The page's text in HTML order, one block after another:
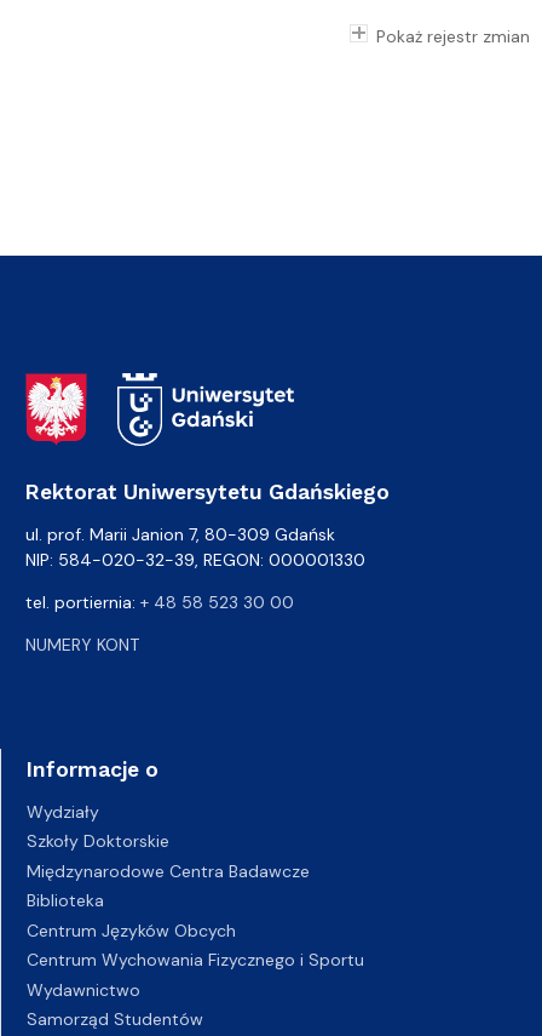
Pokaż rejestr zmian
Adres Rektoratu
Rektorat Uniwersytetu Gdańskiego
ul. prof. Marii Janion 7, 80-309 Gdańsk
NIP: 584-020-32-39, REGON: 000001330
tel. portiernia: + 48 58 523 30 00
NUMERY KONT
Informacje o
Wydziały
Szkoły Doktorskie
Międzynarodowe Centra Badawcze
Biblioteka
Centrum Języków Obcych
Centrum Wychowania Fizycznego i Sportu
Wydawnictwo
Samorząd Studentów